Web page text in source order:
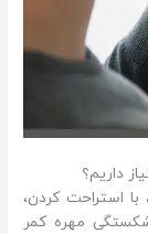
داریم؟
استراحت کردن،
مهره کمر